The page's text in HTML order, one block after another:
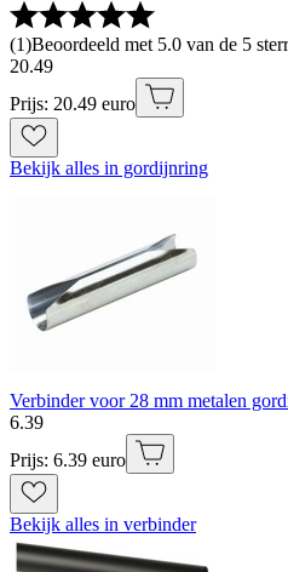
(1)Beoordeeld met 5.0 van de 5
20.49
Prijs: 20.49 euro
Bekijk alles in gordijnring
Verbinder voor 28 mm metalen
6.39
Prijs: 6.39 euro
Bekijk alles in verbinder